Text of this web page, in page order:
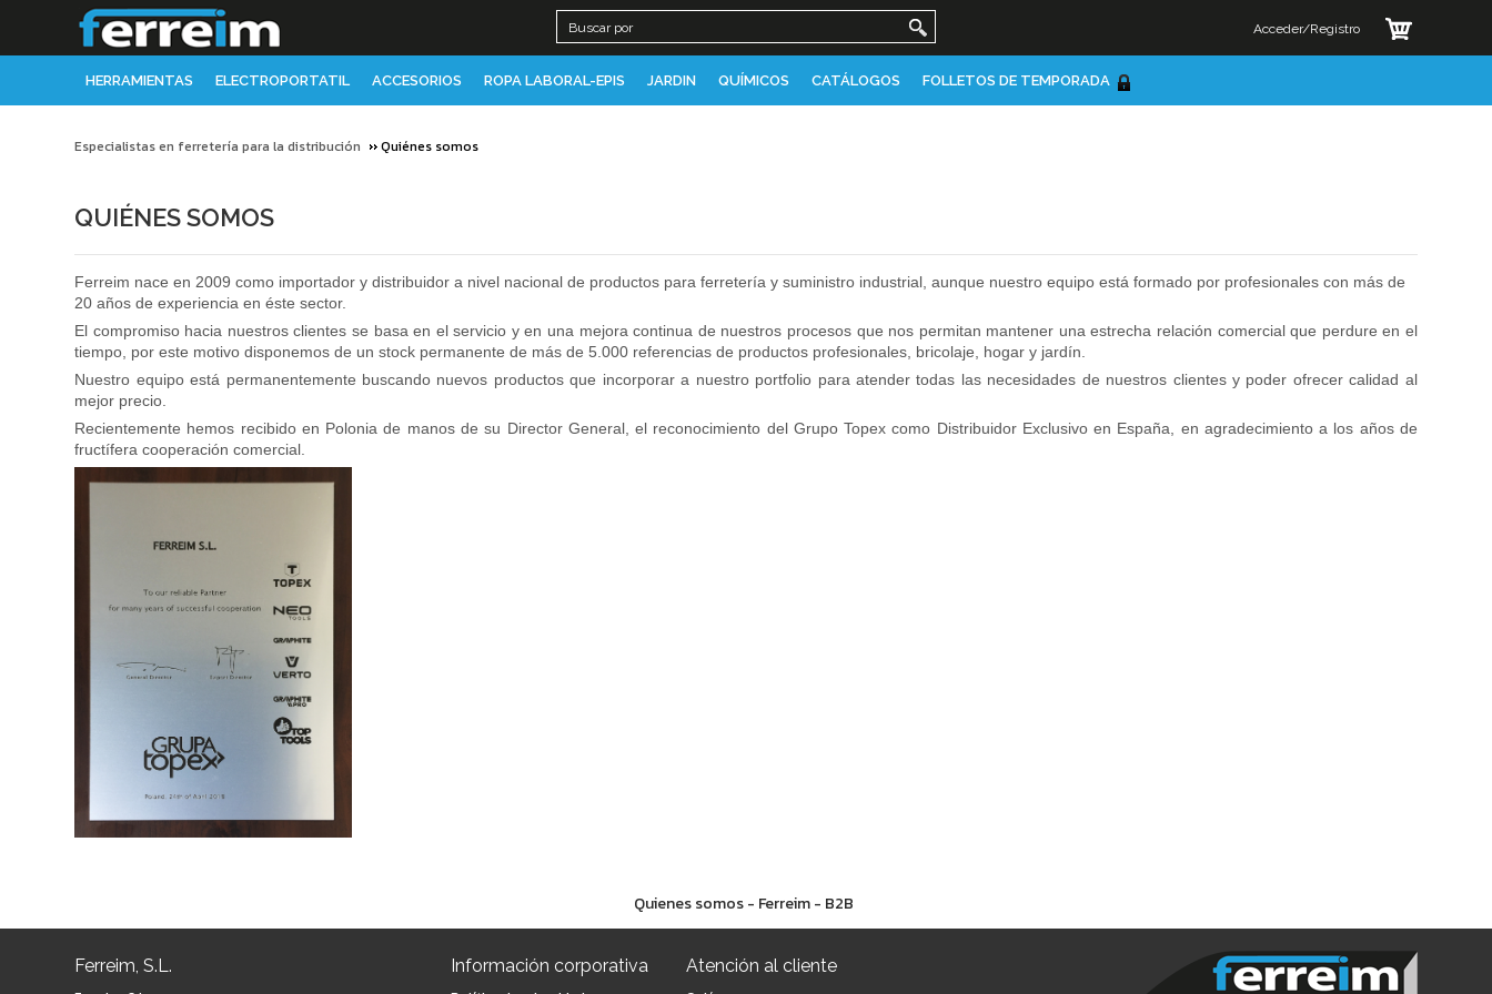
Acceder/Registro
HERRAMIENTAS ELECTROPORTATIL ACCESORIOS ROPA LABORAL-EPIS JARDIN QUÍMICOS CATÁLOGOS FOLLETOS DE TEMPORADA
Especialistas en ferretería para la distribución Quiénes somos
QUIÉNES SOMOS
Ferreim nace en 2009 como importador y distribuidor a nivel nacional de productos para ferretería y suministro industrial, aunque nuestro equipo está formado por profesionales con más de
20 años de experiencia en éste sector.
El compromiso hacia nuestros clientes se basa en el servicio y en una mejora continua de nuestros procesos que nos permitan mantener una estrecha relación comercial que perdure en el
tiempo, por este motivo disponemos de un stock permanente de más de 5.000 referencias de productos profesionales, bricolaje, hogar y jardín.
Nuestro equipo está permanentemente buscando nuevos productos que incorporar a nuestro portfolio para atender todas las necesidades de nuestros clientes y poder ofrecer calidad al
mejor precio.
Recientemente hemos recibido en Poloniade manos de su Director General,el reconocimiento del Grupo Topex como Distribuidor Exclusivo en España, en agradecimiento a los años de
fructífera cooperación comercial.
Quienes somos - Ferreim - B2B
Ferreim, S.L. Información corporativa Atención al cliente